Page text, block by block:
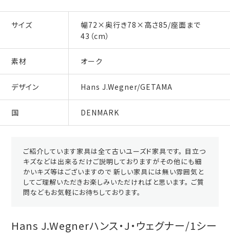
サイズ
幅72×奥行き78×高さ85/座面まで
43（cm）
素材 オーク
デザイン Hans J.Wegner/GETAMA
国 DENMARK
ご紹介しています家具は全て古いユーズド家具です。 目立つ
キズなどは出来るだけご説明しておりますがその他にも細
かいキズ等はございますので 新しい家具には無い雰囲気と
してご理解いただきお楽しみいただければと思います。 ご質
問などもお気軽にお待ちしております。
Hans J.Wegnerハンス・J・ウェグナー/1シー